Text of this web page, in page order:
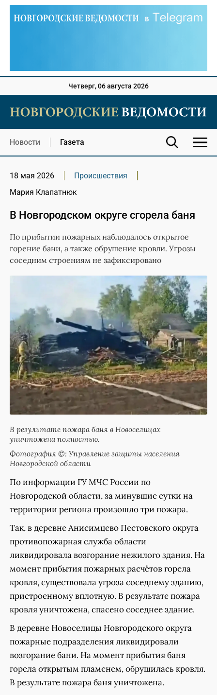
Четверг, 06 августа 2026
Новости Газета
18 мая 2026
Происшествия
Мария Клапатнюк
В Новгородском округе сгорела баня
По прибытии пожарных наблюдалось открытое
горение бани, а также обрушение кровли. Угрозы
соседним строениям не зафиксировано
В результате пожара баня в Новоселицах
уничтожена полностью.
Фотография ©: Управление защиты населения
Новгородской области
По информации ГУ МЧС России по
Новгородской области, за минувшие сутки на
территории региона произошло три пожара.
Так, в деревне Анисимцево Пестовского округа
противопожарная служба области
ликвидировала возгорание нежилого здания. На
момент прибытия пожарных расчётов горела
кровля, существовала угроза соседнему зданию,
пристроенному вплотную. В результате пожара
кровля уничтожена, спасено соседнее здание.
В деревне Новоселицы Новгородского округа
пожарные подразделения ликвидировали
возгорание бани. На момент прибытия баня
горела открытым пламенем, обрушилась кровля.
В результате пожара баня уничтожена.